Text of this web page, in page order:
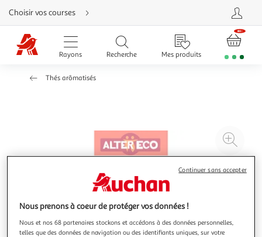
Aller
directement
au
contenu
Aller
directement
Aller
besoin
Choisir vos courses
Rayons Recherche Mes produits
Thés arômatisés
à
Nous prenons à coeur de protéger vos données !
Nous et nos 68 partenaires stockons et accédons à des données personnelles,
telles que des données de navigation ou des identifiants uniques, sur votre
Continuer sans accepter